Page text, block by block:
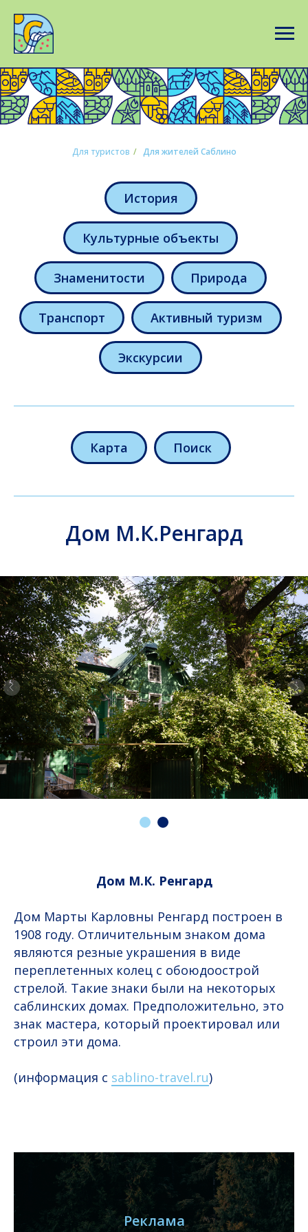
Для туристов / Для жителей Саблино
История
Культурные объекты
Знаменитости Природа
Транспорт Активный туризм
Экскурсии
Карта Поиск
Дом М.К.Ренгард
Дом М.К. Ренгард
Дом Марты Карловны Ренгард построен в
1908 году. Отличительным знаком дома
являются резные украшения в виде
переплетенных колец с обоюдоострой
стрелой. Такие знаки были на некоторых
саблинских домах. Предположительно, это
знак мастера, который проектировал или
строил эти дома.
(информация с sablino-travel.ru)
Реклама